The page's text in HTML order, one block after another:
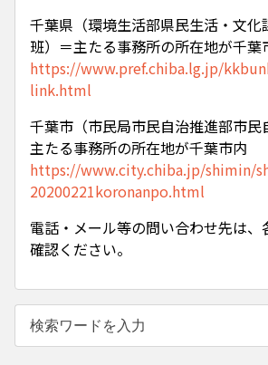
千葉県（環境生活部県民生活・文化
班）＝主たる事務所の所在地が千葉
https://www.pref.chiba.lg.jp/
link.html
千葉市（市民局市民自治推進部市民
主たる事務所の所在地が千葉市内
https://www.city.chiba.jp/shimin/
20200221koronanpo.html
電話・メール等の問い合わせ先は、
確認ください。